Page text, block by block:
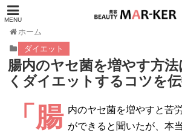
ホーム
ダイエット
腸内のヤセ菌を増やす方法
くダイエットするコツを伝
「腸 内のヤセ菌を増やすと苦
ができると聞いたが、本